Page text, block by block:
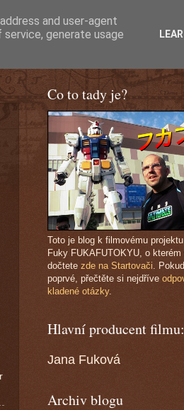
Co to tady je?
Toto je blog k filmovému
Fuky FUKAFUTOKYU, o
dočtete zde na Startovači.
poprvé, přečtěte si nejdříve
kladené otázky.
Hlavní producent filmu:
Jana Fuková
Archiv blogu
and user-agent
generate usage